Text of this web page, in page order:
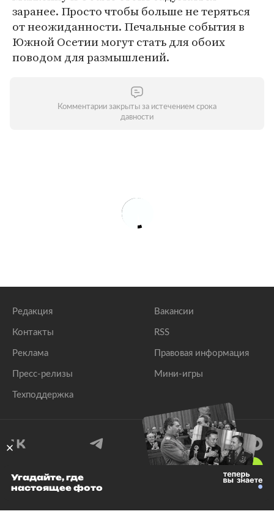
заранее. Просто чтобы больше не теряться
от неожиданности. Печальные события в
Южной Осетии могут стать для обоих
поводом для размышлений.
Комментарии закрыты за истечением срока
давности
Редакция
Контакты
Реклама
Пресс-релизы
Техподдержка
Вакансии
RSS
Правовая информация
Мини-игры
© 1999–2026 Все права защищены.
Угадайте, где
настоящее фото